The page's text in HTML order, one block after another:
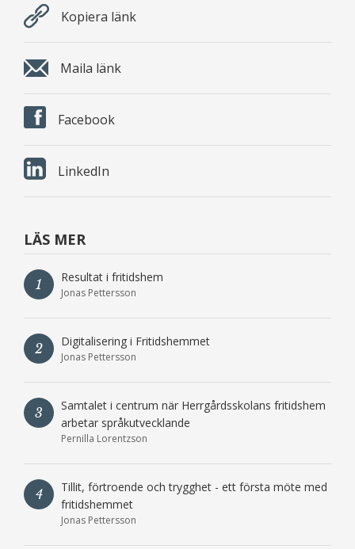
Kopiera länk
Maila länk
Facebook
LinkedIn
LÄS MER
1 Resultat i fritidshem
Jonas Pettersson
2 Digitalisering i Fritidshemmet
Jonas Pettersson
3
Samtalet i centrum när Herrgårdsskolans fritidshem
arbetar språkutvecklande
Pernilla Lorentzson
4
Tillit, förtroende och trygghet - ett första möte med
fritidshemmet
Jonas Pettersson